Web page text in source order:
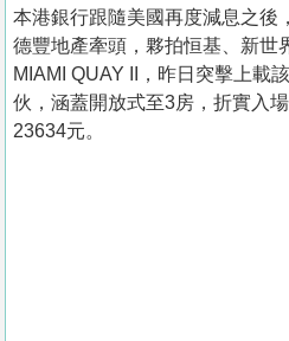
本港銀行跟隨美國再度減息之後
德豐地產牽頭，夥拍恒基、新世
MIAMI QUAY II，昨日突擊上載
伙，涵蓋開放式至3房，折實入
23634元。